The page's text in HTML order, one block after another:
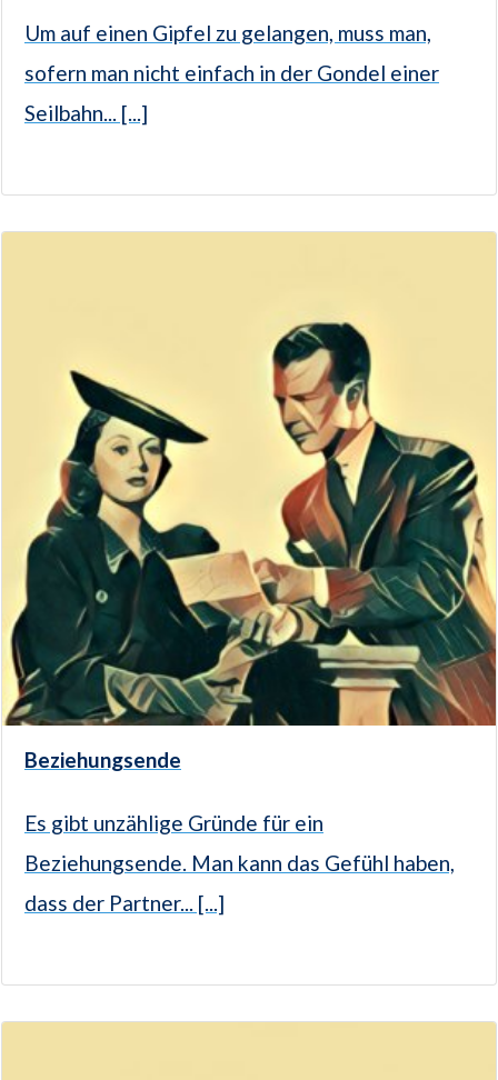
Um auf einen Gipfel zu gelangen, muss man,
sofern man nicht einfach in der Gondel einer
Seilbahn... [...]
Beziehungsende
Es gibt unzählige Gründe für ein
Beziehungsende. Man kann das Gefühl haben,
dass der Partner... [...]